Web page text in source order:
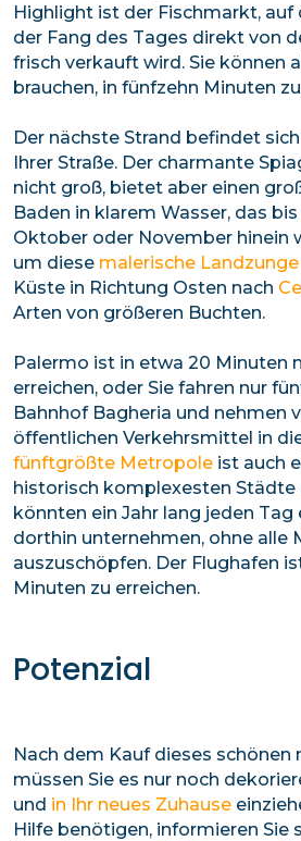
Highlight ist der Fischmarkt,
der Fang des Tages direkt von
frisch verkauft wird. Sie können
brauchen, in fünfzehn Minuten
Der nächste Strand befindet
Ihrer Straße. Der charmante
nicht groß, bietet aber einen
Baden in klarem Wasser, das
Oktober oder November hinein
um diese malerische Landzunge
Küste in Richtung Osten nach
Arten von größeren Buchten.
Palermo ist in etwa 20 Minuten
erreichen, oder Sie fahren nur
Bahnhof Bagheria und nehmen
öffentlichen Verkehrsmittel in
fünftgrößte Metropole ist auch
historisch komplexesten Städte
könnten ein Jahr lang jeden Tag
dorthin unternehmen, ohne alle
auszuschöpfen. Der Flughafen
Minuten zu erreichen.
Potenzial
Nach dem Kauf dieses schönen
müssen Sie es nur noch
und in Ihr neues Zuhause
Hilfe benötigen, informieren Sie